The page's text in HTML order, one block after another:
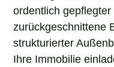
ordentlich gepflegter
zurückgeschnittene
strukturierter
Ihre Immobilie